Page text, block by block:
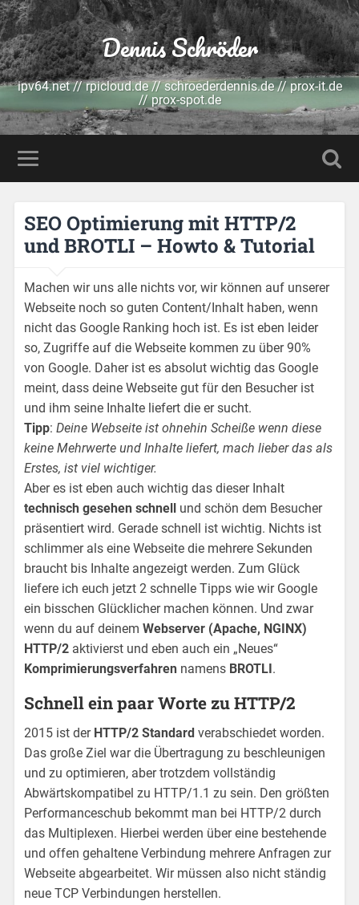
Dennis Schröder
ipv64.net // rpicloud.de // schroederdennis.de // prox-it.de
// prox-spot.de
SEO Optimierung mit HTTP/2
und BROTLI – Howto & Tutorial
Machen wir uns alle nichts vor, wir können auf unserer
Webseite noch so guten Content/Inhalt haben, wenn
nicht das Google Ranking hoch ist. Es ist eben leider
so, Zugriffe auf die Webseite kommen zu über 90%
von Google. Daher ist es absolut wichtig das Google
meint, dass deine Webseite gut für den Besucher ist
und ihm seine Inhalte liefert die er sucht.
Tipp:Deine Webseite ist ohnehin Scheiße wenn diese
keine Mehrwerte und Inhalte liefert, mach lieber das als
Erstes, ist viel wichtiger.
Aber es ist eben auch wichtig das dieser Inhalt
technisch gesehen schnell und schön dem Besucher
präsentiert wird. Gerade schnell ist wichtig. Nichts ist
schlimmer als eine Webseite die mehrere Sekunden
braucht bis Inhalte angezeigt werden. Zum Glück
liefere ich euch jetzt 2 schnelle Tipps wie wir Google
ein bisschen Glücklicher machen können. Und zwar
wenn du auf deinemWebserver (Apache, NGINX)
HTTP/2 aktivierst und eben auch ein „Neues“
Komprimierungsverfahren namens BROTLI.
Schnell ein paar Worte zu HTTP/2
2015 ist der HTTP/2 Standard verabschiedet worden.
Das große Ziel war die Übertragung zu beschleunigen
und zu optimieren, aber trotzdem vollständig
Abwärtskompatibel zu HTTP/1.1 zu sein. Den größten
Performanceschub bekommt man bei HTTP/2 durch
das Multiplexen. Hierbei werden über eine bestehende
und offen gehaltene Verbindung mehrere Anfragen zur
Webseite abgearbeitet. Wir müssen also nicht ständig
neue TCP Verbindungen herstellen.